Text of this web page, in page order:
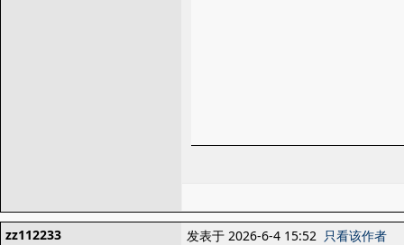
zz112233
发表于 2026-6-4 15:52 只看该作者